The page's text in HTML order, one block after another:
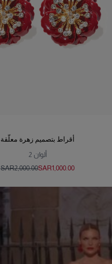
أقراط بتصميم زهرة معلّقة
2 ألوان
SAR‌2,000.00SAR‌1,000.00